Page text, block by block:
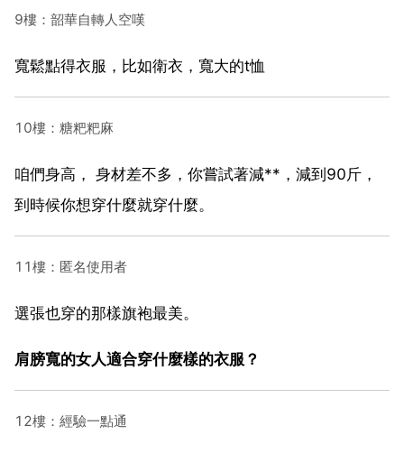
9樓：韶華自轉人空嘆
寬鬆點得衣服，比如衛衣，寬大的t恤
10樓：糖粑粑麻
咱們身高， 身材差不多，你嘗試著減**，減到90斤，
到時候你想穿什麼就穿什麼。
11樓：匿名使用者
選張也穿的那樣旗袍最美。
肩膀寬的女人適合穿什麼樣的衣服？
12樓：經驗一點通